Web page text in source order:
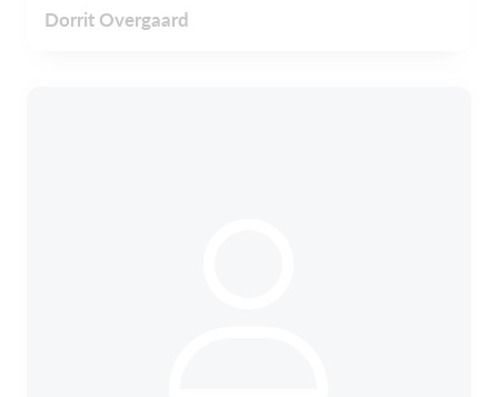
Dorrit Overgaard